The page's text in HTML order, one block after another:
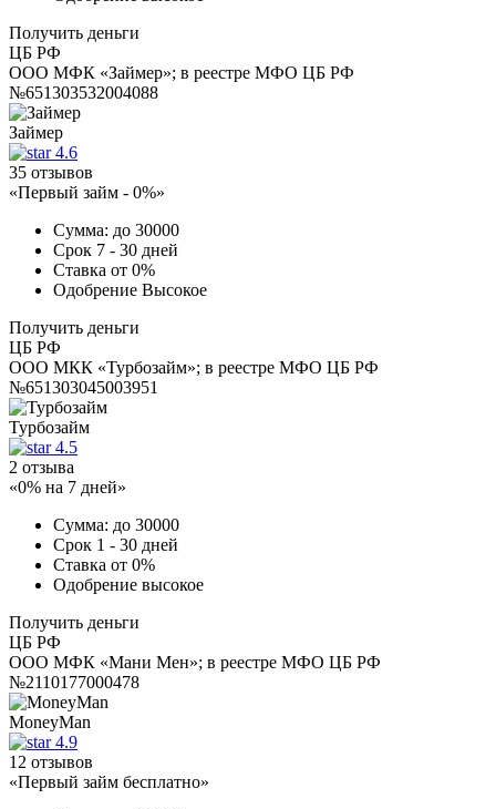
Получить деньги
ЦБ РФ
ООО МФК «Займер»; в реестре МФО ЦБ РФ
№651303532004088
Займер
4.6
35 отзывов
«Первый займ - 0%»
Сумма: до 30000
Срок 7 - 30 дней
Ставка от 0%
Одобрение Высокое
Получить деньги
ЦБ РФ
ООО МКК «Турбозайм»; в реестре МФО ЦБ РФ
№651303045003951
Турбозайм
4.5
2 отзыва
«0% на 7 дней»
Сумма: до 30000
Срок 1 - 30 дней
Ставка от 0%
Одобрение высокое
Получить деньги
ЦБ РФ
ООО МФК «Мани Мен»; в реестре МФО ЦБ РФ
№2110177000478
MoneyMan
4.9
12 отзывов
«Первый займ бесплатно»